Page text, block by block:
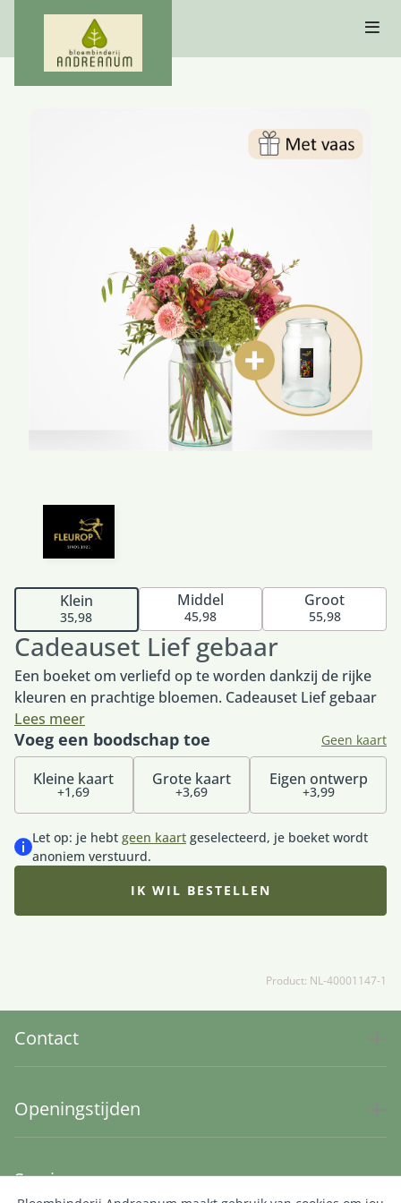
Cadeauset Lief gebaar
Een boeket om verliefd op te worden dankzij de rijke
kleuren en prachtige bloemen. Cadeauset Lief gebaar
is het perfecte geschenk om iemand écht mee te
verrassen. Het boeket wordt geleverd inclusief vaas
zodat de ontvanger direct kan genieten van dit
prachtige, sfeervolle boeket.
Lees meer
Klein
35,98
Middel
45,98
Groot
55,98
Voeg een boodschap toe Geen kaart
Kleine kaart
+1,69
Grote kaart
+3,69
Eigen ontwerp
+3,99
Let op: je hebt geen kaart geselecteerd, je boeket wordt
anoniem verstuurd.
IK WIL BESTELLEN
Product: NL-40001147-1
Contact
Openingstijden
Service